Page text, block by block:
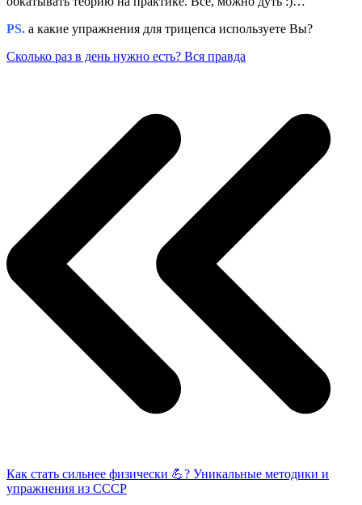
PS. а какие упражнения для трицепса используете Вы?
Сколько раз в день нужно есть? Вся правда
Как стать сильнее физически 💪? Уникальные методики и
упражнения из СССР